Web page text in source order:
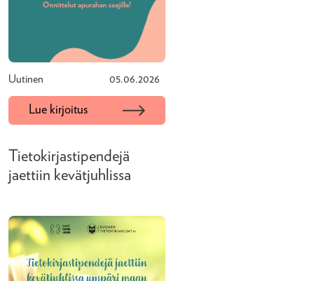
Uutinen 05.06.2026
Lue kirjoitus
Tietokirjastipendejä
jaettiin kevätjuhlissa